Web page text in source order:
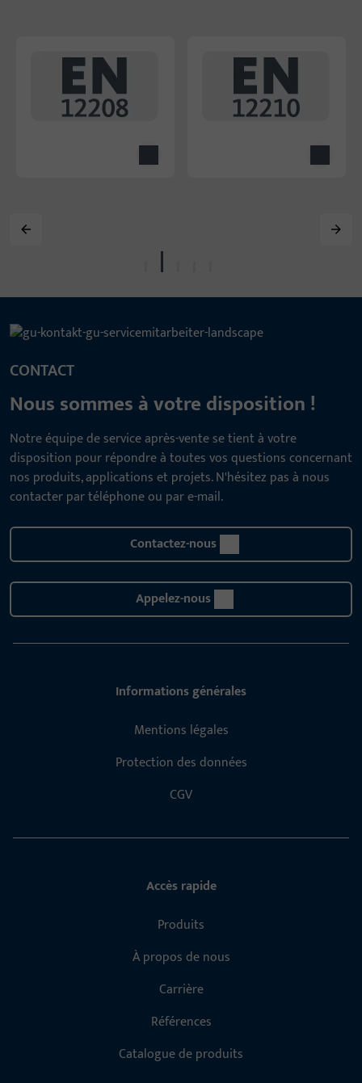
CONTACT
Nous sommes à votre disposition !
Notre équipe de service après-vente se tient à votre
disposition pour répondre à toutes vos questions concernant
nos produits, applications et projets. N'hésitez pas à nous
contacter par téléphone ou par e-mail.
Contactez-nous
Appelez-nous
Informations générales
Mentions légales
Protection des données
CGV
Accès rapide
Produits
À propos de nous
Carrière
Références
Catalogue de produits